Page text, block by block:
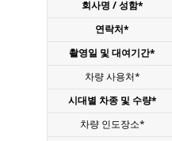
회사명 / 성함*
연락처*
촬영일 및 대여기간*
차량 사용처*
시대별 차종 및 수량*
차량 인도장소*